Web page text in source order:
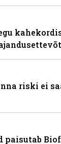
riski ei
paisutab